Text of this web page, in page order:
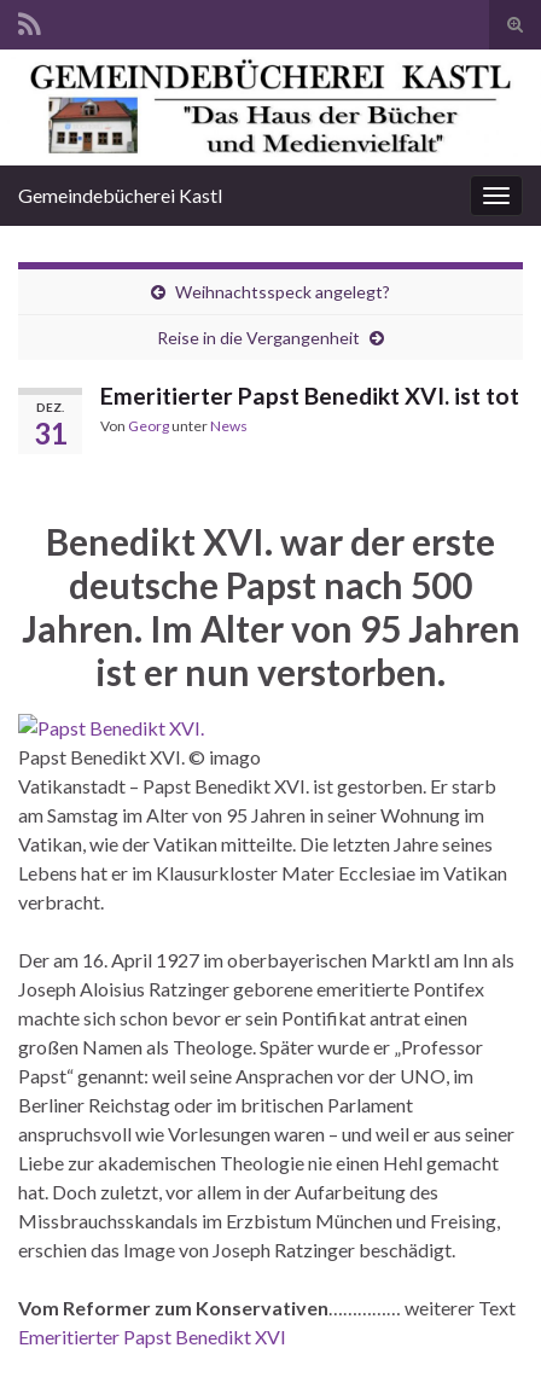
Search for:
Gemeindebücherei Kastl
Weihnachtsspeck angelegt?
Reise in die Vergangenheit
DEZ.
31
Emeritierter Papst Benedikt XVI. ist tot
Von GeorgunterNews
Benedikt XVI. war der erste
deutsche Papst nach 500
Jahren. Im Alter von 95 Jahren
ist er nun verstorben.
Papst Benedikt XVI. © imago
Vatikanstadt – Papst Benedikt XVI. ist gestorben. Er starb
am Samstag im Alter von 95 Jahren in seiner Wohnung im
Vatikan, wie der Vatikan mitteilte. Die letzten Jahre seines
Lebens hat er im Klausurkloster Mater Ecclesiae im Vatikan
verbracht.
Der am 16. April 1927 im oberbayerischen Marktl am Inn als
Joseph Aloisius Ratzinger geborene emeritierte Pontifex
machte sich schon bevor er sein Pontifikat antrat einen
großen Namen als Theologe. Später wurde er „Professor
Papst“ genannt: weil seine Ansprachen vor der UNO, im
Berliner Reichstag oder im britischen Parlament
anspruchsvoll wie Vorlesungen waren – und weil er aus seiner
Liebe zur akademischen Theologie nie einen Hehl gemacht
hat. Doch zuletzt, vor allem in der Aufarbeitung des
Missbrauchsskandals im Erzbistum München und Freising,
erschien das Image von Joseph Ratzinger beschädigt.
Vom Reformer zum Konservativen …………… weiterer Text
Emeritierter Papst Benedikt XVI